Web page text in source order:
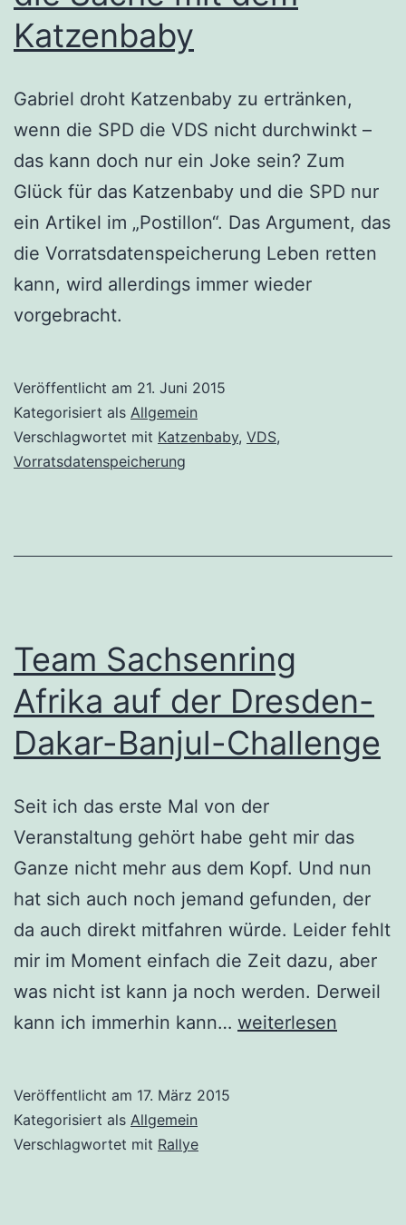
Katzenbaby
Gabriel droht Katzenbaby zu ertränken,
wenn die SPD die VDS nicht durchwinkt –
das kann doch nur ein Joke sein? Zum
Glück für das Katzenbaby und die SPD nur
ein Artikel im „Postillon“. Das Argument, das
die Vorratsdatenspeicherung Leben retten
kann, wird allerdings immer wieder
vorgebracht.
Veröffentlicht am 21. Juni 2015
Kategorisiert als Allgemein
Verschlagwortet mit Katzenbaby, VDS,
Vorratsdatenspeicherung
Team Sachsenring
Afrika auf der Dresden-
Dakar-Banjul-Challenge
Seit ich das erste Mal von der
Veranstaltung gehört habe geht mir das
Ganze nicht mehr aus dem Kopf. Und nun
hat sich auch noch jemand gefunden, der
da auch direkt mitfahren würde. Leider fehlt
mir im Moment einfach die Zeit dazu, aber
was nicht ist kann ja noch werden. Derweil
kann ich immerhin kann… Team
weiterlesen
Veröffentlicht am 17. März 2015
Kategorisiert als Allgemein
Verschlagwortet mit Rallye